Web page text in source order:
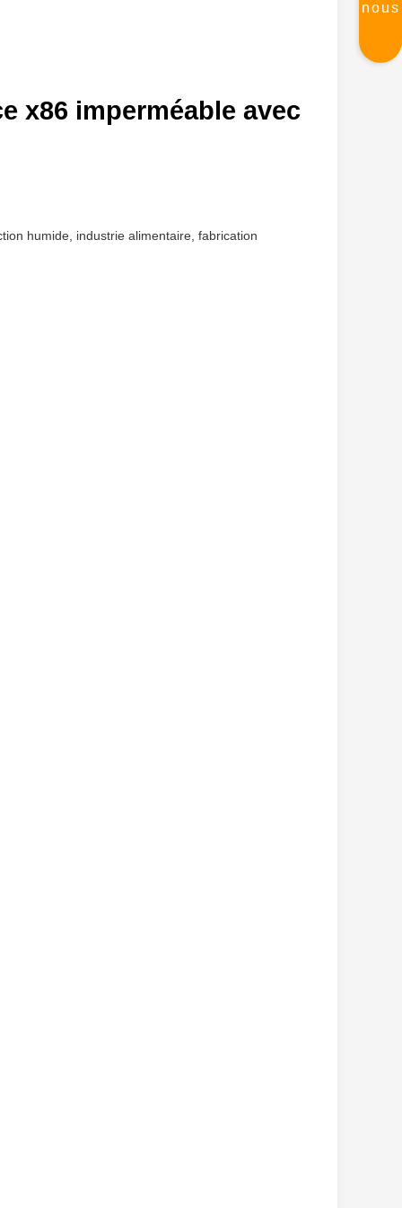
nous
x86 imperméable avec
humide, industrie alimentaire, fabrication